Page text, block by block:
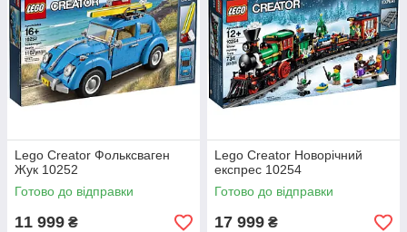
Lego Creator Фольксваген
Жук 10252
Готово до відправки
11 999 ₴
Lego Creator Новорічний
експрес 10254
Готово до відправки
17 999 ₴